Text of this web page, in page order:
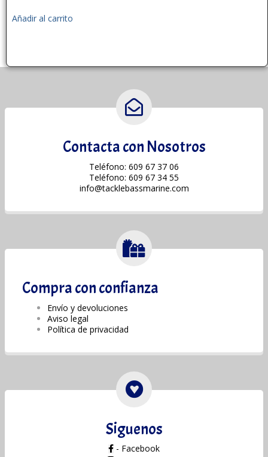
Añadir al carrito
Contacta con Nosotros
Teléfono: 609 67 37 06
Teléfono: 609 67 34 55
info@tacklebassmarine.com
Compra con confianza
Envío y devoluciones
Aviso legal
Política de privacidad
Siguenos
- Facebook